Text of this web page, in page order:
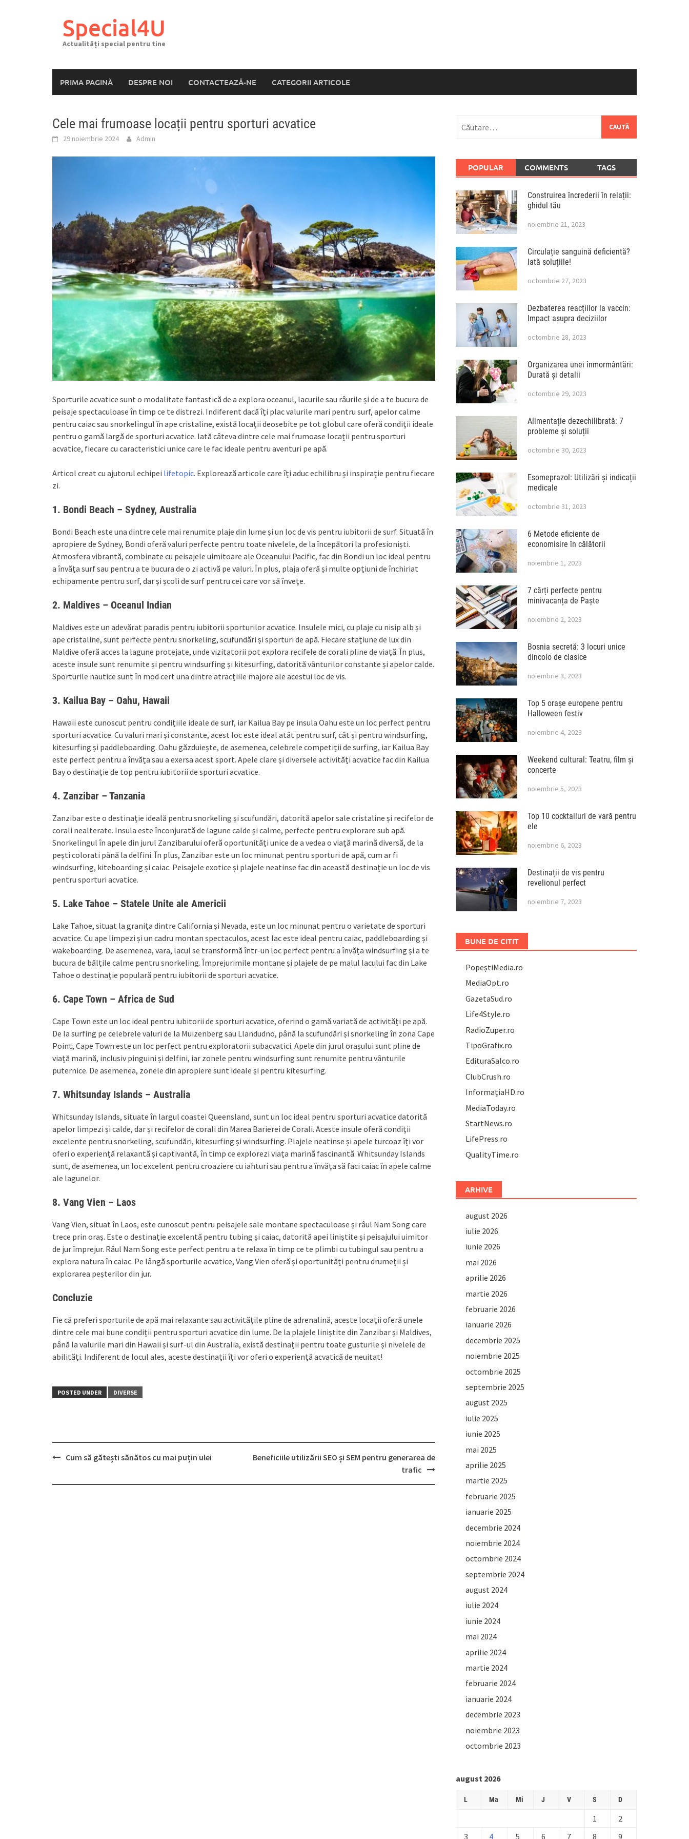
Special4U
Actualități special pentru tine
PRIMA PAGINĂ DESPRE NOI CONTACTEAZĂ-NE CATEGORII ARTICOLE
Cele mai frumoase locații pentru sporturi acvatice
29 noiembrie 2024 Admin
Sporturile acvatice sunt o modalitate fantastică de a explora oceanul, lacurile sau râurile și de a te bucura de
peisaje spectaculoase în timp ce te distrezi. Indiferent dacă îți plac valurile mari pentru surf, apelor calme
pentru caiac sau snorkelingul în ape cristaline, există locații deosebite pe tot globul care oferă condiții ideale
pentru o gamă largă de sporturi acvatice. Iată câteva dintre cele mai frumoase locații pentru sporturi
acvatice, fiecare cu caracteristici unice care le fac ideale pentru aventuri pe apă.
Articol creat cu ajutorul echipei lifetopic. Explorează articole care îți aduc echilibru și inspirație pentru fiecare
zi.
1. Bondi Beach – Sydney, Australia
Bondi Beach este una dintre cele mai renumite plaje din lume și un loc de vis pentru iubitorii de surf. Situată în
apropiere de Sydney, Bondi oferă valuri perfecte pentru toate nivelele, de la începători la profesioniști.
Atmosfera vibrantă, combinate cu peisajele uimitoare ale Oceanului Pacific, fac din Bondi un loc ideal pentru
a învăța surf sau pentru a te bucura de o zi activă pe valuri. În plus, plaja oferă și multe opțiuni de închiriat
echipamente pentru surf, dar și școli de surf pentru cei care vor să învețe.
2. Maldives – Oceanul Indian
Maldives este un adevărat paradis pentru iubitorii sporturilor acvatice. Insulele mici, cu plaje cu nisip alb și
ape cristaline, sunt perfecte pentru snorkeling, scufundări și sporturi de apă. Fiecare stațiune de lux din
Maldive oferă acces la lagune protejate, unde vizitatorii pot explora recifele de corali pline de viață. În plus,
aceste insule sunt renumite și pentru windsurfing și kitesurfing, datorită vânturilor constante și apelor calde.
Sporturile nautice sunt în mod cert una dintre atracțiile majore ale acestui loc de vis.
3. Kailua Bay – Oahu, Hawaii
Hawaii este cunoscut pentru condițiile ideale de surf, iar Kailua Bay pe insula Oahu este un loc perfect pentru
sporturi acvatice. Cu valuri mari și constante, acest loc este ideal atât pentru surf, cât și pentru windsurfing,
kitesurfing și paddleboarding. Oahu găzduiește, de asemenea, celebrele competiții de surfing, iar Kailua Bay
este perfect pentru a învăța sau a exersa acest sport. Apele clare și diversele activități acvatice fac din Kailua
Bay o destinație de top pentru iubitorii de sporturi acvatice.
4. Zanzibar – Tanzania
Zanzibar este o destinație ideală pentru snorkeling și scufundări, datorită apelor sale cristaline și recifelor de
corali nealterate. Insula este înconjurată de lagune calde și calme, perfecte pentru explorare sub apă.
Snorkelingul în apele din jurul Zanzibarului oferă oportunități unice de a vedea o viață marină diversă, de la
pești colorati până la delfini. În plus, Zanzibar este un loc minunat pentru sporturi de apă, cum ar fi
windsurfing, kiteboarding și caiac. Peisajele exotice și plajele neatinse fac din această destinație un loc de vis
pentru sporturi acvatice.
5. Lake Tahoe – Statele Unite ale Americii
Lake Tahoe, situat la granița dintre California și Nevada, este un loc minunat pentru o varietate de sporturi
acvatice. Cu ape limpezi și un cadru montan spectaculos, acest lac este ideal pentru caiac, paddleboarding și
wakeboarding. De asemenea, vara, lacul se transformă într-un loc perfect pentru a învăța windsurfing și a te
bucura de bălțile calme pentru snorkeling. Împrejurimile montane și plajele de pe malul lacului fac din Lake
Tahoe o destinație populară pentru iubitorii de sporturi acvatice.
6. Cape Town – Africa de Sud
Cape Town este un loc ideal pentru iubitorii de sporturi acvatice, oferind o gamă variată de activități pe apă.
De la surfing pe celebrele valuri de la Muizenberg sau Llandudno, până la scufundări și snorkeling în zona Cape
Point, Cape Town este un loc perfect pentru exploratorii subacvatici. Apele din jurul orașului sunt pline de
viață marină, inclusiv pinguini și delfini, iar zonele pentru windsurfing sunt renumite pentru vânturile
puternice. De asemenea, zonele din apropiere sunt ideale și pentru kitesurfing.
7. Whitsunday Islands – Australia
Whitsunday Islands, situate în largul coastei Queensland, sunt un loc ideal pentru sporturi acvatice datorită
apelor limpezi și calde, dar și recifelor de corali din Marea Barierei de Corali. Aceste insule oferă condiții
excelente pentru snorkeling, scufundări, kitesurfing și windsurfing. Plajele neatinse și apele turcoaz îți vor
oferi o experiență relaxantă și captivantă, în timp ce explorezi viața marină fascinantă. Whitsunday Islands
sunt, de asemenea, un loc excelent pentru croaziere cu iahturi sau pentru a învăța să faci caiac în apele calme
ale lagunelor.
8. Vang Vien – Laos
Vang Vien, situat în Laos, este cunoscut pentru peisajele sale montane spectaculoase și râul Nam Song care
trece prin oraș. Este o destinație excelentă pentru tubing și caiac, datorită apei liniștite și peisajului uimitor
de jur împrejur. Râul Nam Song este perfect pentru a te relaxa în timp ce te plimbi cu tubingul sau pentru a
explora natura în caiac. Pe lângă sporturile acvatice, Vang Vien oferă și oportunități pentru drumeții și
explorarea peșterilor din jur.
Concluzie
Fie că preferi sporturile de apă mai relaxante sau activitățile pline de adrenalină, aceste locații oferă unele
dintre cele mai bune condiții pentru sporturi acvatice din lume. De la plajele liniștite din Zanzibar și Maldives,
până la valurile mari din Hawaii și surf-ul din Australia, există destinații pentru toate gusturile și nivelele de
abilități. Indiferent de locul ales, aceste destinații îți vor oferi o experiență acvatică de neuitat!
POSTED UNDER DIVERSE
PostCum să gătești sănătos cu mai puțin ulei
Beneficiile utilizării SEO și SEM pentru generarea de
trafic
după:
POPULAR COMMENTS TAGS
Construirea încrederii în relații:
ghidul tău
noiembrie 21, 2023
Circulație sanguină deficientă?
Iată soluțiile!
octombrie 27, 2023
Dezbaterea reacțiilor la vaccin:
Impact asupra deciziilor
octombrie 28, 2023
Organizarea unei înmormântări:
Durată și detalii
octombrie 29, 2023
Alimentație dezechilibrată: 7
probleme și soluții
octombrie 30, 2023
Esomeprazol: Utilizări și indicații
medicale
octombrie 31, 2023
6 Metode eficiente de
economisire în călătorii
noiembrie 1, 2023
7 cărți perfecte pentru
minivacanța de Paște
noiembrie 2, 2023
Bosnia secretă: 3 locuri unice
dincolo de clasice
noiembrie 3, 2023
Top 5 orașe europene pentru
Halloween festiv
noiembrie 4, 2023
Weekend cultural: Teatru, film și
concerte
noiembrie 5, 2023
Top 10 cocktailuri de vară pentru
ele
noiembrie 6, 2023
Destinații de vis pentru
revelionul perfect
noiembrie 7, 2023
BUNE DE CITIT
PopeștiMedia.ro
MediaOpt.ro
GazetaSud.ro
Life4Style.ro
RadioZuper.ro
TipoGrafix.ro
EdituraSalco.ro
ClubCrush.ro
InformațiaHD.ro
MediaToday.ro
StartNews.ro
LifePress.ro
QualityTime.ro
ARHIVE
august 2026
iulie 2026
iunie 2026
mai 2026
aprilie 2026
martie 2026
februarie 2026
ianuarie 2026
decembrie 2025
noiembrie 2025
octombrie 2025
septembrie 2025
august 2025
iulie 2025
iunie 2025
mai 2025
aprilie 2025
martie 2025
februarie 2025
ianuarie 2025
decembrie 2024
noiembrie 2024
octombrie 2024
septembrie 2024
august 2024
iulie 2024
iunie 2024
mai 2024
aprilie 2024
martie 2024
februarie 2024
ianuarie 2024
decembrie 2023
noiembrie 2023
octombrie 2023
august 2026
L Ma Mi J V S D
1
2
3
4 5 6 7 8 9